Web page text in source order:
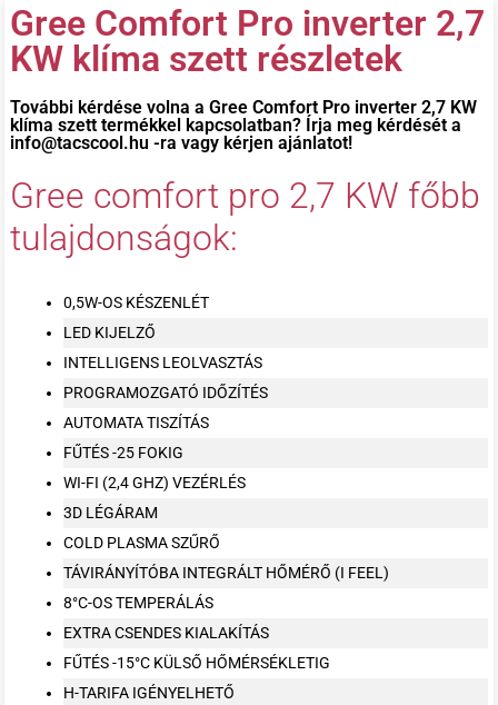
Gree Comfort Pro inverter 2,7
KW klíma szett részletek
További kérdése volna a Gree Comfort Pro inverter 2,7 KW
klíma szetttermékkel kapcsolatban? Írja meg kérdését a
info@tacscool.hu -ra vagy kérjen ajánlatot!
Gree comfort pro 2,7 KW főbb
tulajdonságok:
0,5W-OS KÉSZENLÉT
LED KIJELZŐ
INTELLIGENS LEOLVASZTÁS
PROGRAMOZGATÓ IDŐZÍTÉS
AUTOMATA TISZÍTÁS
FŰTÉS -25 FOKIG
WI-FI (2,4 GHZ) VEZÉRLÉS
3D LÉGÁRAM
COLD PLASMA SZŰRŐ
TÁVIRÁNYÍTÓBA INTEGRÁLT HŐMÉRŐ (I FEEL)
8°C-OS TEMPERÁLÁS
EXTRA CSENDES KIALAKÍTÁS
FŰTÉS -15°C KÜLSŐ HŐMÉRSÉKLETIG
H-TARIFA IGÉNYELHETŐ